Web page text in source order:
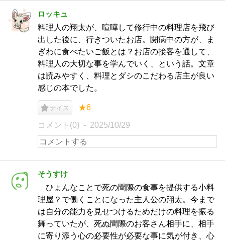
ロッキュ
料理人の翔太が、喧嘩して修行中の料理店を飛び
出した後に、行きついたお店。闘病中の方が、ま
ぎわに食べたいご飯とは？お店の接客を通して、
料理人の大切な事を学んでいく、という話。文章
は読みやすく、料理とダシのこだわる店主が良い
感じの本でした。
ナイス ★6
コメント(0) 2025/10/29
そうすけ
ひょんなことで死の間際の食事を提供する小料
理屋？で働くことになった主人公の翔太。今まで
は自分の能力を見せつけるためだけの料理を振る
舞っていたが、死ぬ間際のお客さん相手に、相手
に寄り添う心の必要性が必要な事に気が付き、心